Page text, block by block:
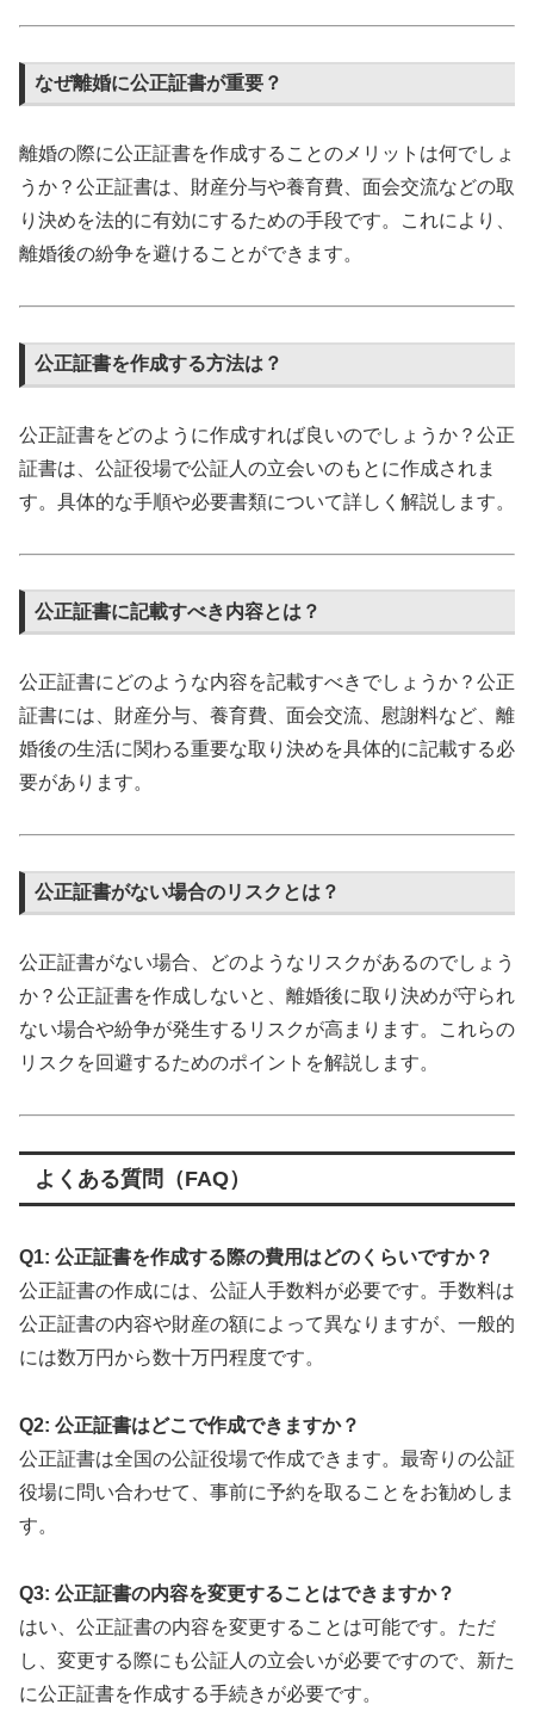
なぜ離婚に公正証書が重要？
離婚の際に公正証書を作成することのメリットは何でしょ
うか？公正証書は、財産分与や養育費、面会交流などの取
り決めを法的に有効にするための手段です。これにより、
離婚後の紛争を避けることができます。
公正証書を作成する方法は？
公正証書をどのように作成すれば良いのでしょうか？公正
証書は、公証役場で公証人の立会いのもとに作成されま
す。具体的な手順や必要書類について詳しく解説します。
公正証書に記載すべき内容とは？
公正証書にどのような内容を記載すべきでしょうか？公正
証書には、財産分与、養育費、面会交流、慰謝料など、離
婚後の生活に関わる重要な取り決めを具体的に記載する必
要があります。
公正証書がない場合のリスクとは？
公正証書がない場合、どのようなリスクがあるのでしょう
か？公正証書を作成しないと、離婚後に取り決めが守られ
ない場合や紛争が発生するリスクが高まります。これらの
リスクを回避するためのポイントを解説します。
よくある質問（FAQ）
Q1: 公正証書を作成する際の費用はどのくらいですか？
公正証書の作成には、公証人手数料が必要です。手数料は
公正証書の内容や財産の額によって異なりますが、一般的
には数万円から数十万円程度です。
Q2: 公正証書はどこで作成できますか？
公正証書は全国の公証役場で作成できます。最寄りの公証
役場に問い合わせて、事前に予約を取ることをお勧めしま
す。
Q3: 公正証書の内容を変更することはできますか？
はい、公正証書の内容を変更することは可能です。ただ
し、変更する際にも公証人の立会いが必要ですので、新た
に公正証書を作成する手続きが必要です。